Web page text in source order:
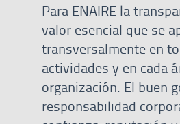
Para ENAIRE la
valor esencial que se
transversalmente en
actividades y en cada
organización. El buen
responsabilidad